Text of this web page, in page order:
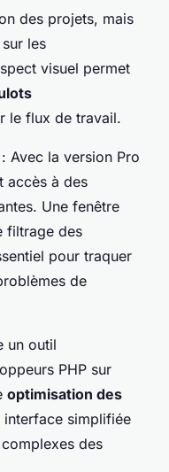
des projets, mais
les
visuel permet
le flux de travail.
: Avec la version Pro
accès à des
Une fenêtre
filtrage des
pour traquer
de
un outil
PHP sur
optimisation des
interface simplifiée
des